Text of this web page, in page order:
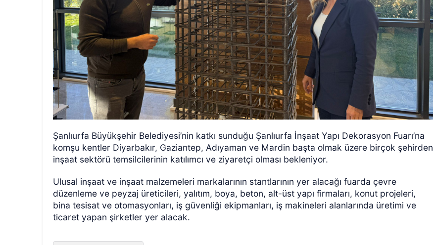
Şanlıurfa Büyükşehir Belediyesi’nin katkı sunduğu Şanlıurfa İnşaat Yapı Dekorasyon Fuarı’na
komşu kentler Diyarbakır, Gaziantep, Adıyaman ve Mardin başta olmak üzere birçok şehirden
inşaat sektörü temsilcilerinin katılımcı ve ziyaretçi olması bekleniyor.
Ulusal inşaat ve inşaat malzemeleri markalarının stantlarının yer alacağı fuarda çevre
düzenleme ve peyzaj üreticileri, yalıtım, boya, beton, alt-üst yapı firmaları, konut projeleri,
bina tesisat ve otomasyonları, iş güvenliği ekipmanları, iş makineleri alanlarında üretimi ve
ticaret yapan şirketler yer alacak.